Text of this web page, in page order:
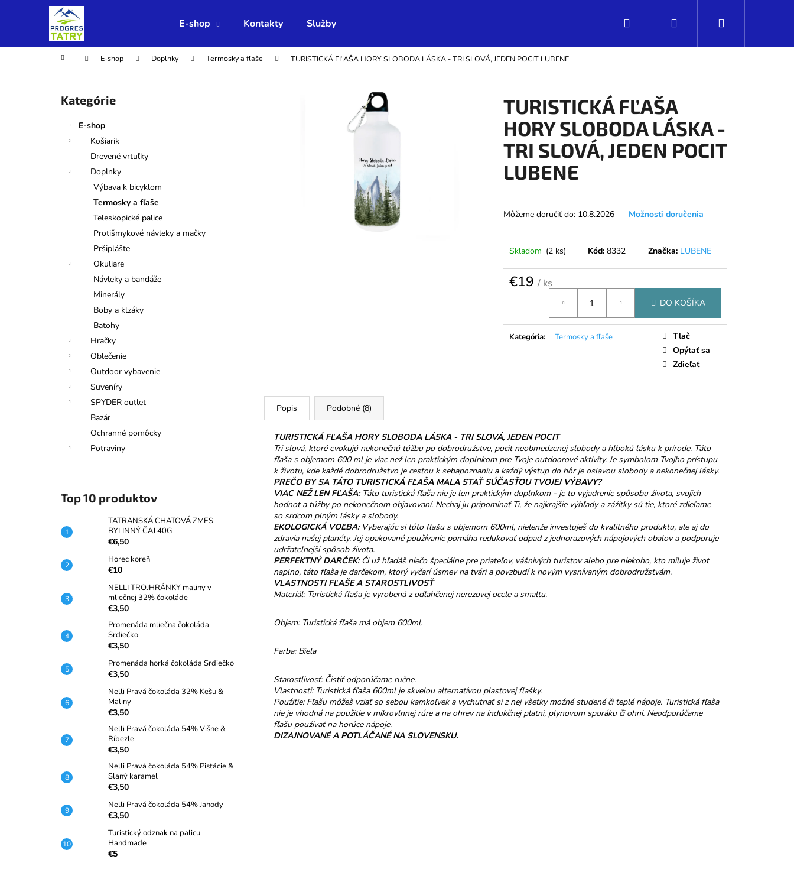
E-shop Kontakty Služby Prihlásenie
Domov E-shop Doplnky Termosky a fľaše TURISTICKÁ FĽAŠA HORY SLOBODA LÁSKA - TRI SLOVÁ, JEDEN POCIT LUBENE
Preskočiť
kategórie
Kategórie
E-shop
Košiarik
Drevené vrtuľky
Doplnky
Výbava k bicyklom
Termosky a fľaše
Teleskopické palice
Protišmykové návleky a mačky
Pršiplášte
Okuliare
Návleky a bandáže
Minerály
Boby a klzáky
Batohy
Hračky
Oblečenie
Outdoor vybavenie
Suveníry
SPYDER outlet
Bazár
Ochranné pomôcky
Potraviny
Top 10 produktov
TATRANSKÁ CHATOVÁ ZMES
BYLINNÝ ČAJ 40G
€6,50
Horec koreň
€10
NELLI TROJHRÁNKY maliny v
mliečnej 32% čokoláde
€3,50
Promenáda mliečna čokoláda
Srdiečko
€3,50
Promenáda horká čokoláda Srdiečko
€3,50
Nelli Pravá čokoláda 32% Kešu &
Maliny
€3,50
Nelli Pravá čokoláda 54% Višne &
Ríbezle
€3,50
Nelli Pravá čokoláda 54% Pistácie &
Slaný karamel
€3,50
Nelli Pravá čokoláda 54% Jahody
€3,50
Turistický odznak na palicu -
Handmade
€5
TURISTICKÁ FĽAŠA
HORY SLOBODA LÁSKA -
TRI SLOVÁ, JEDEN POCIT
LUBENE
Môžeme doručiť do: 10.8.2026 Možnosti doručenia
Skladom (2 ks) Kód: 8332 Značka: LUBENE
€19 / ks
DO KOŠÍKA
Kategória: Termosky a fľaše
Tlač
Opýtať sa
Zdieľať
Popis Podobné (8)
TURISTICKÁ FĽAŠA HORY SLOBODA LÁSKA - TRI SLOVÁ, JEDEN POCIT
Tri slová, ktoré evokujú nekonečnú túžbu po dobrodružstve, pocit neobmedzenej slobody a hlbokú lásku k prírode. Táto
fľaša s objemom 600 ml je viac než len praktickým doplnkom pre Tvoje outdoorové aktivity. Je symbolom Tvojho prístupu
k životu, kde každé dobrodružstvo je cestou k sebapoznaniu a každý výstup do hôr je oslavou slobody a nekonečnej lásky.
PREČO BY SA TÁTO TURISTICKÁ FĽAŠA MALA STAŤ SÚČASŤOU TVOJEJ VÝBAVY?
VIAC NEŽ LEN FĽAŠA:Táto turistická fľaša nie je len praktickým doplnkom - je to vyjadrenie spôsobu života, svojich
hodnot a túžby po nekonečnom objavovaní. Nechaj ju pripomínať Ti, že najkrajšie výhľady a zážitky sú tie, ktoré zdieľame
so srdcom plným lásky a slobody.
EKOLOGICKÁ VOĽBA:Vyberajúc si túto fľašu s objemom 600ml, nielenže investuješ do kvalitného produktu, ale aj do
zdravia našej planéty. Jej opakované používanie pomáha redukovať odpad z jednorazových nápojových obalov a podporuje
udržateľnejší spôsob života.
PERFEKTNÝ DARČEK:Či už hľadáš niečo špeciálne pre priateľov, vášnivých turistov alebo pre niekoho, kto miluje život
naplno, táto fľaša je darčekom, ktorý vyčarí úsmev na tvári a povzbudí k novým vysnívaným dobrodružstvám.
VLASTNOSTI FĽAŠEA STAROSTLIVOSŤ
Materiál: Turistická fľaša je vyrobená z odľahčenej nerezovej ocele a smaltu.
Objem: Turistická fľaša má objem 600ml.
Farba: Biela
Starostlivosť: Čistiť odporúčame ručne.
Vlastnosti: Turistická fľaša 600ml je skvelou alternatívou plastovej fľašky.
Použitie: Fľašu môžeš vziať so sebou kamkoľvek a vychutnať si z nej všetky možné studené či teplé nápoje. Turistická fľaša
nie je vhodná na použitie v mikrovlnnej rúre a na ohrev na indukčnej platni, plynovom sporáku či ohni. Neodporúčame
fľašu používať na horúce nápoje.
DIZAJNOVANÉ A POTLÁČANÉ NA SLOVENSKU.
í
Späť
do
Späť
do
Čo potrebujete nájsť?
Odporúčame
Nasledujúce
TATRANSKÁ CHATOVÁ ZMES
BYLINNÝ ČAJ 40G
NELLI TROJHRÁNKY MALINY V
MLIEČNEJ 32% ČOKOLÁDE